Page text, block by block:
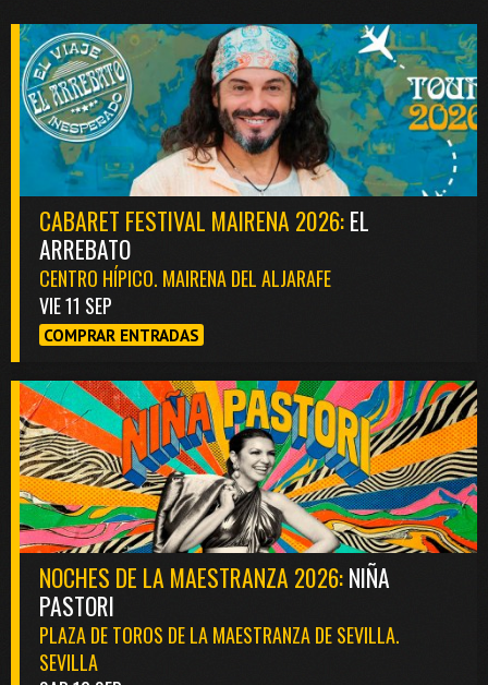
CABARET FESTIVAL MAIRENA 2026:EL
ARREBATO
CENTRO HÍPICO. MAIRENA DEL ALJARAFE
VIE 11 SEP
COMPRAR ENTRADAS
NOCHES DE LA MAESTRANZA 2026:NIÑA
PASTORI
PLAZA DE TOROS DE LA MAESTRANZA DE SEVILLA.
SEVILLA